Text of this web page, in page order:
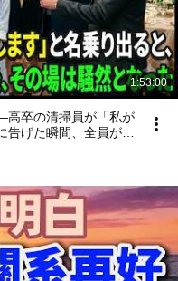
1:53:00
卒の清掃員が「私が
げた瞬間、全員が嘲
静まり返った。#動
物語